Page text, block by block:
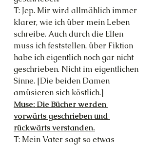
T: Jep. Mir wird allmählich immer
klarer, wie ich über mein Leben
schreibe. Auch durch die Elfen
muss ich feststellen, über Fiktion
habe ich eigentlich noch gar nicht
geschrieben. Nicht im eigentlichen
Sinne. [Die beiden Damen
amüsieren sich köstlich.]
Muse: Die Bücher werden
vorwärts geschrieben und
rückwärts verstanden.
T: Mein Vater sagt so etwas